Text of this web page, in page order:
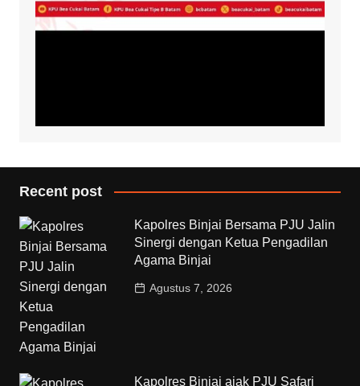
Recent post
Kapolres Binjai Bersama PJU Jalin
Sinergi dengan Ketua Pengadilan
Agama Binjai
Agustus 7, 2026
Kapolres Binjai ajak PJU Safari